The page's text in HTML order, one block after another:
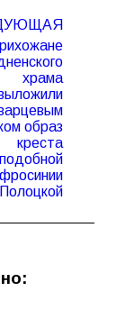
храма
образ
креста
Полоцкой